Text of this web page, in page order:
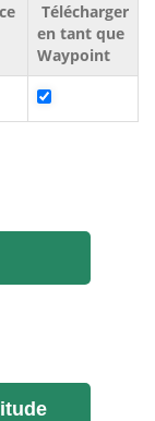
Télécharger
en tant que
Waypoint